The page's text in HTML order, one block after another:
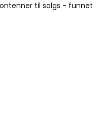
til salgs - funnet